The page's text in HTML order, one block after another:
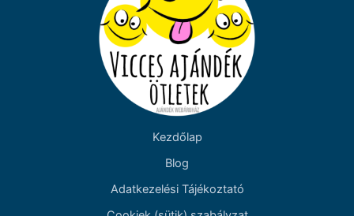
Kezdőlap
Blog
Adatkezelési Tájékoztató